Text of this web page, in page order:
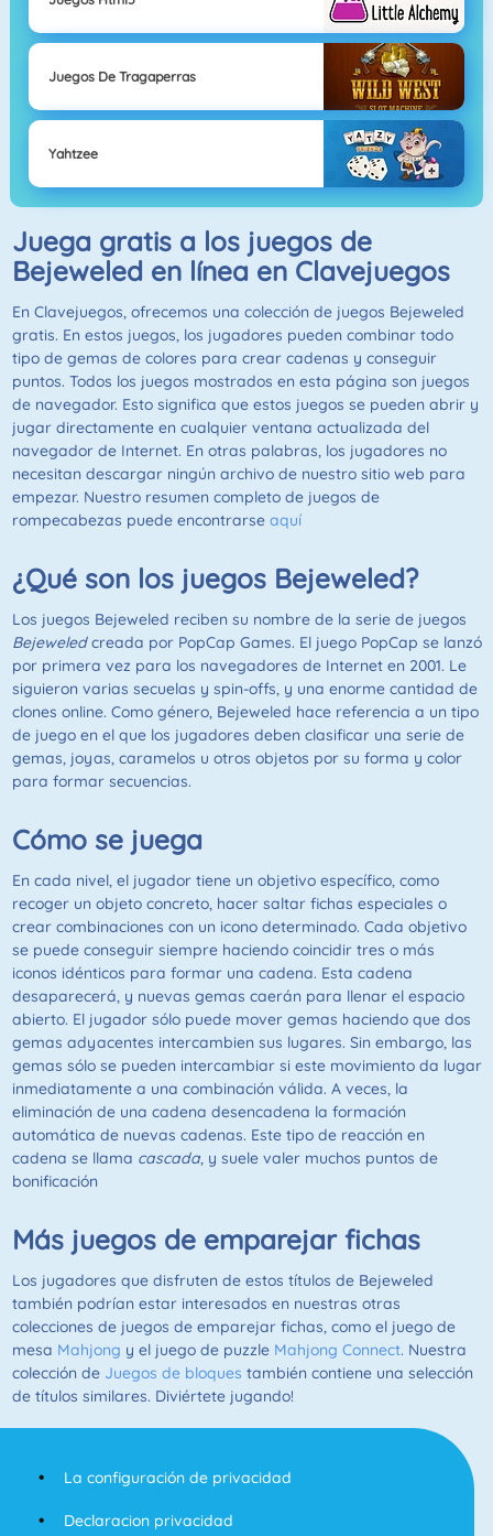
Juegos De Tragaperras
Yahtzee
Juega gratis a los juegos de
Bejeweled en línea en Clavejuegos
En Clavejuegos, ofrecemos una colección de juegos Bejeweled
gratis. En estos juegos, los jugadores pueden combinar todo
tipo de gemas de colores para crear cadenas y conseguir
puntos. Todos los juegos mostrados en esta página son juegos
de navegador. Esto significa que estos juegos se pueden abrir y
jugar directamente en cualquier ventana actualizada del
navegador de Internet. En otras palabras, los jugadores no
necesitan descargar ningún archivo de nuestro sitio web para
empezar. Nuestro resumen completo de juegos de
rompecabezas puede encontrarse aquí
¿Qué son los juegos Bejeweled?
Los juegos Bejeweled reciben su nombre de la serie de juegos
Bejeweledcreada por PopCap Games. El juego PopCap se lanzó
por primera vez para los navegadores de Internet en 2001. Le
siguieron varias secuelas y spin-offs, y una enorme cantidad de
clones online. Como género, Bejeweled hace referencia a un tipo
de juego en el que los jugadores deben clasificar una serie de
gemas, joyas, caramelos u otros objetos por su forma y color
para formar secuencias.
Cómo se juega
En cada nivel, el jugador tiene un objetivo específico, como
recoger un objeto concreto, hacer saltar fichas especiales o
crear combinaciones con un icono determinado. Cada objetivo
se puede conseguir siempre haciendo coincidir tres o más
iconos idénticos para formar una cadena. Esta cadena
desaparecerá, y nuevas gemas caerán para llenar el espacio
abierto. El jugador sólo puede mover gemas haciendo que dos
gemas adyacentes intercambien sus lugares. Sin embargo, las
gemas sólo se pueden intercambiar si este movimiento da lugar
inmediatamente a una combinación válida. A veces, la
eliminación de una cadena desencadena la formación
automática de nuevas cadenas. Este tipo de reacción en
cadena se llama cascada, y suele valer muchos puntos de
bonificación
Más juegos de emparejar fichas
Los jugadores que disfruten de estos títulos de Bejeweled
también podrían estar interesados en nuestras otras
colecciones de juegos de emparejar fichas, como el juego de
mesa Mahjong y el juego de puzzle Mahjong Connect. Nuestra
colección de Juegos de bloques también contiene una selección
de títulos similares. Diviértete jugando!
La configuración de privacidad
Declaracion privacidad